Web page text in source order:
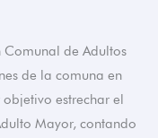
de Adultos
de la comuna en
estrechar el
Mayor, contando